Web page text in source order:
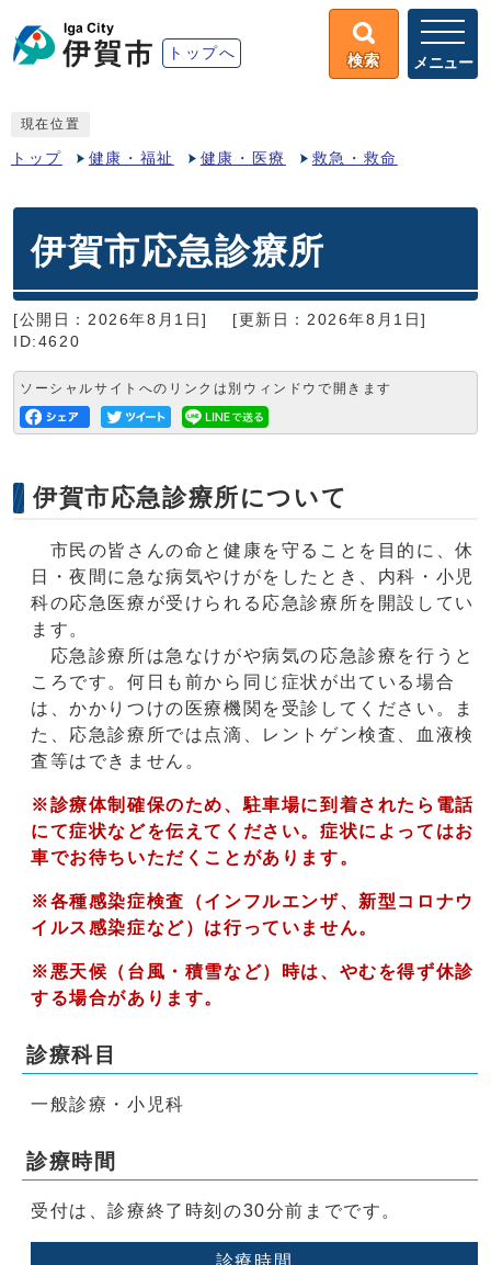
トップへ 検索 メニュー
現在位置
トップ 健康・福祉 健康・医療 救急・救命
伊賀市応急診療所
[公開日：2026年8月1日]
[更新日：2026年8月1日]
ID:4620
ソーシャルサイトへのリンクは別ウィンドウで開きます
伊賀市応急診療所について
市民の皆さんの命と健康を守ることを目的に、休
日・夜間に急な病気やけがをしたとき、内科・小児
科の応急医療が受けられる応急診療所を開設してい
ます。
応急診療所は急なけがや病気の応急診療を行うと
ころです。何日も前から同じ症状が出ている場合
は、かかりつけの医療機関を受診してください。ま
た、応急診療所では点滴、レントゲン検査、血液検
査等はできません。
※診療体制確保のため、駐車場に到着されたら電話
にて症状などを伝えてください。症状によってはお
車でお待ちいただくことがあります。
※各種感染症検査（インフルエンザ、新型コロナウ
イルス感染症など）は行っていません。
※悪天候（台風・積雪など）時は、やむを得ず休診
する場合があります。
診療科目
一般診療・小児科
診療時間
受付は、診療終了時刻の30分前までです。
診療時間